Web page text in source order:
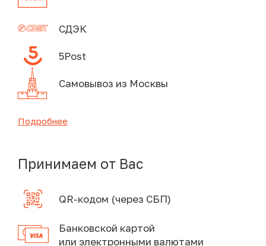
СДЭК
5Post
Самовывоз из Москвы
Подробнее
Принимаем от Вас
QR-кодом (через СБП)
Банковской картой
или электронными валютами